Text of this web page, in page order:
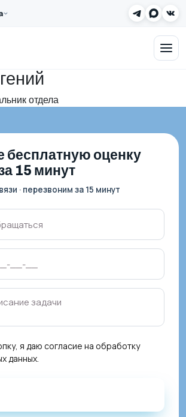
отдела
бесплатную оценку
15 минут
· перезвоним за 15 минут
я даю согласие на обработку
данных.